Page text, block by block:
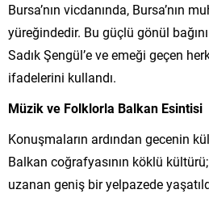
Bursa’nın vicdanında, Bursa’nın
yüreğindedir. Bu güçlü gönül
Sadık Şengül’e ve emeği geçen
ifadelerini kullandı.
Müzik ve Folklorla Balkan Esintisi
Konuşmaların ardından gecenin
Balkan coğrafyasının köklü
uzanan geniş bir yelpazede